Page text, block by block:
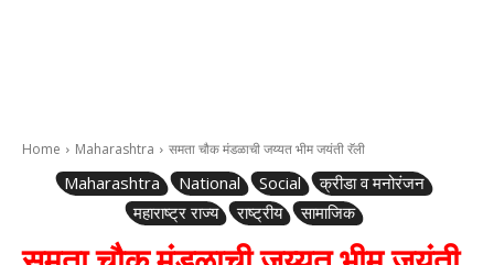
Home Maharashtra समता चौक मंडळाची जय्यत भीम जयंती रॅली
Maharashtra National Social
क्रीडा व मनोरंजन
महाराष्ट्र राज्य
राष्ट्रीय सामाजिक